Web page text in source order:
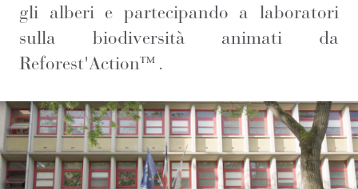
gli alberi e partecipando a laboratori
sulla biodiversità animati da
Reforest'Action™.